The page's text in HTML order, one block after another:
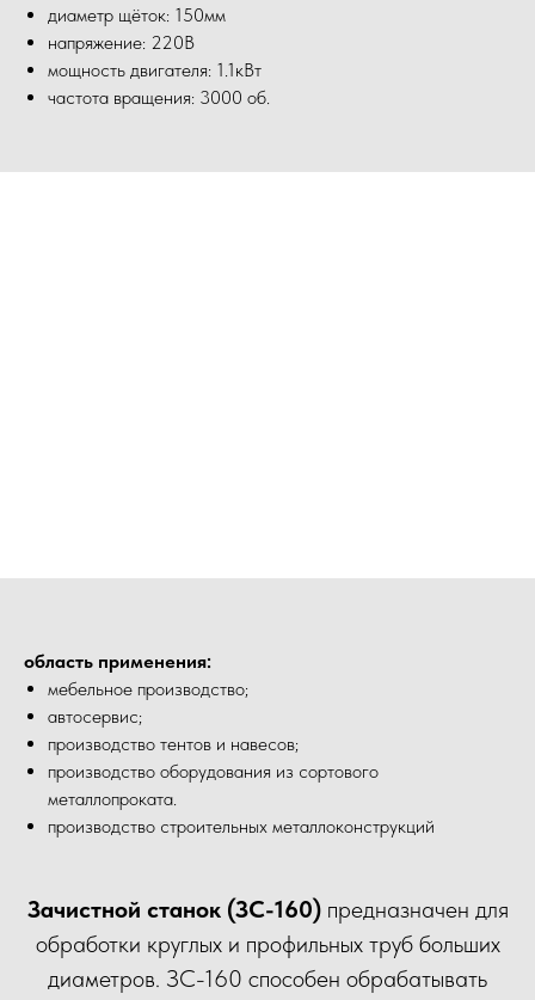
диаметр щёток: 150мм
напряжение: 220В
мощность двигателя: 1.1кВт
частота вращения: 3000 об.
область применения:
мебельное производство;
автосервис;
производство тентов и навесов;
производство оборудования из сортового
металлопроката.
производство строительных металлоконструкций
Зачистной станок (ЗС-160)предназначен для
обработки круглых и профильных труб больших
диаметров. ЗС-160 способен обрабатывать